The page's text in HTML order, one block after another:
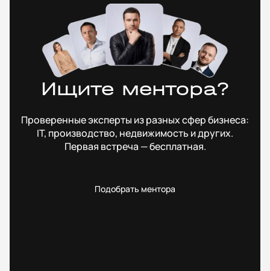
Ищите ментора?
Проверенные эксперты из разных сфер бизнеса:
IT, производство, недвижимость и других.
Первая встреча — бесплатная.
Подобрать ментора